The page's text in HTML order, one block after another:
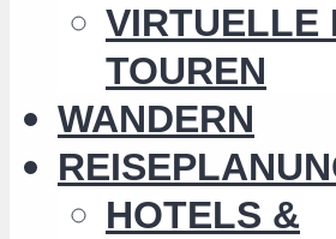
VIRTUELLE
TOUREN
WANDERN
HOTELS &